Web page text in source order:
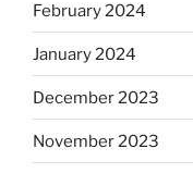
February 2024
January 2024
December 2023
November 2023